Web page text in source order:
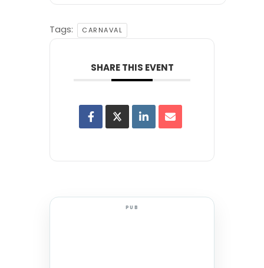
Tags: CARNAVAL
SHARE THIS EVENT
PUB